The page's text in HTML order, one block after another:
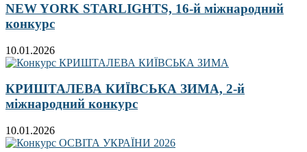
NEW YORK STARLIGHTS, 16-й міжнародний
конкурс
10.01.2026
КРИШТАЛЕВА КИЇВСЬКА ЗИМА, 2-й
міжнародний конкурс
10.01.2026